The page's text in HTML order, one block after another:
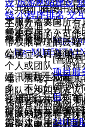
信息来源：https://
存储管理：云开发
带权限管理的云端
端通过 API 使用
“小程序·云开发”
理等后端云服务，
需构建应用后端服
公共部门组织（政
本服务需要向所有
需要它们的人可能
通讯模板生成器
使用明信片，您可
何编码技能！包括
自定义电子邮件模
我们在使用小程
求服务器太慢，一
开小程序了。
而于开发者而言
多、不知如何定
化等各种状况。为
可以动态分析进行
长沙小程序软件
公司，以目前微信
个人或团队，很难
端、后端、UI和其
团队至少四到五
只能在58同城网上
熟的小程序开发团
设 旅游网站建设
钱 小程序排名 交
最新签约
[善微
项目服
[善微
目
[善微
24H自